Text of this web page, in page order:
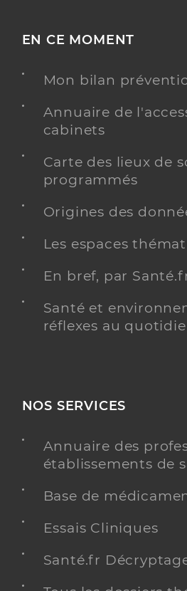
EN CE MOMENT
Mon bilan
Annuaire de
cabinets
Carte des lieux de
programmés
Origines des
Les espaces
En bref, par
Santé et
réflexes au
NOS SERVICES
Annuaire des
établissements de
Base de
Essais Cliniques
Santé.fr